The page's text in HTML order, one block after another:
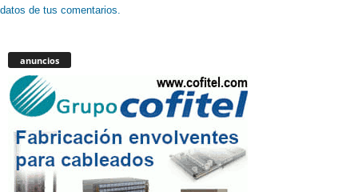
datos de tus comentarios.
anuncios